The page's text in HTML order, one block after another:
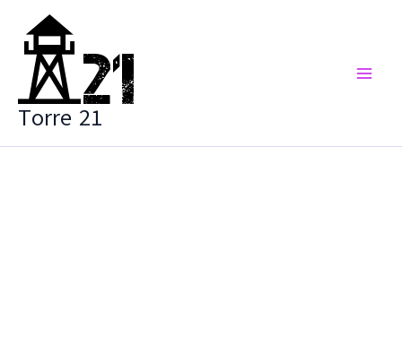
contenuto
Torre 21